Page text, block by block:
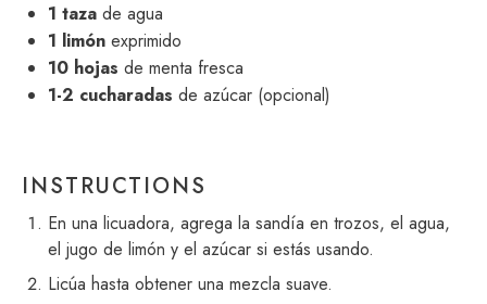
1 taza de agua
1 limón exprimido
10 hojas de menta fresca
1-2 cucharadas de azúcar (opcional)
INSTRUCTIONS
En una licuadora, agrega la sandía en trozos, el agua,
el jugo de limón y el azúcar si estás usando.
Licúa hasta obtener una mezcla suave.